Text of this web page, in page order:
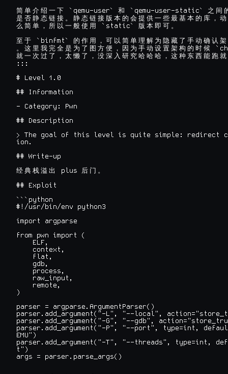
简 单 介 绍 一 下 `qemu-user` 和 `qemu-user-static` 之 间
是 否 静 态 链 接 。 静 态 链 接 版 本 的 会 提 供 一 些 最 基 本 的 库 ，
动
么 简 单 ， 所 以 一 般 使 用 `static` 版 本 即 可 。
至 于 `binfmt` 的 作 用 ， 可 以 简 单 理 解 为 隐 藏 了 手 动 确 认 架
。
这 里 我 完 全 是 为 了 图 方 便 ， 因 为 手 动 设 置 架 构 的 时 候
就 一 次 过 了 ， 太 懒 了 ， 没 深 入 研 究 哈 哈 哈 ， 这 种 东 西 能 跑 就
:::
# Level 1.0
## Information
- Category: Pwn
## Description
> The goal of this level is quite simple: redirect
ion.
## Write-up
经 典 栈 溢 出 plus 后 门 。
## Exploit
```python
#!/usr/bin/env python3
import argparse
from pwn import (
    ELF,
    context,
    flat,
    gdb,
    process,
    raw_input,
    remote,
)
parser = argparse.ArgumentParser()
parser.add_argument("-L", "--local",
parser.add_argument("-G", "--gdb",
parser.add_argument("-P", "--port", type=int,
EMU")
parser.add_argument("-T", "--threads", type=int,
t")
args = parser.parse_args()